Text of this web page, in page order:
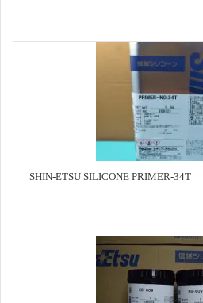
SHIN-ETSU SILICONE PRIMER-34T